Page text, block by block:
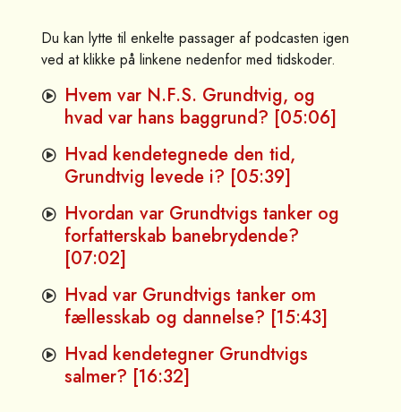
Du kan lytte til enkelte passager af podcasten igen
ved at klikke på linkene nedenfor med tidskoder.
Hvem var N.F.S. Grundtvig, og
hvad var hans baggrund? [05:06]
Hvad kendetegnede den tid,
Grundtvig levede i? [05:39]
Hvordan var Grundtvigs tanker og
forfatterskab banebrydende?
[07:02]
Hvad var Grundtvigs tanker om
fællesskab og dannelse? [15:43]
Hvad kendetegner Grundtvigs
salmer? [16:32]